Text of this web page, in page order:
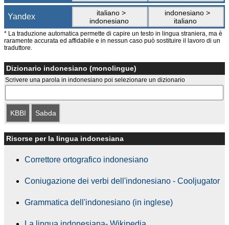
Yandex
italiano >
indonesiano
indonesiano >
italiano
* La traduzione automatica permette di capire un testo in lingua straniera, ma è
raramente accurata ed affidabile e in nessun caso può sostituire il lavoro di un
traduttore.
Dizionario indonesiano (monolingue)
Scrivere una parola in indonesiano poi selezionare un dizionario
KBBI Sabda
Risorse per la lingua indonesiana
Correttore ortografico indonesiano
Coniugazione dei verbi dell'indonesiano - Cooljugator
Grammatica dell'indonesiano (in inglese)